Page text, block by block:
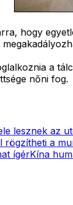
hogy
a
nőni fog.
lesznek az
rögzítheti a
ígérKína